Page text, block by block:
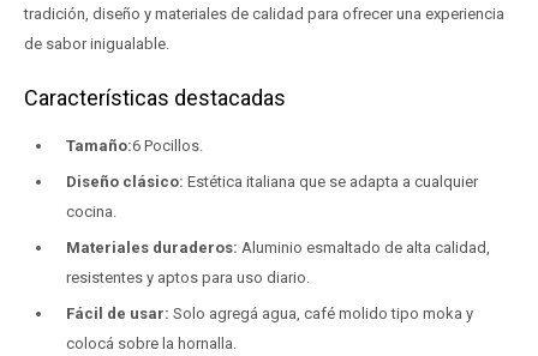
tradición, diseño y materiales de calidad para ofrecer una experiencia
de sabor inigualable.
Características destacadas
Tamaño:6 Pocillos.
Diseño clásico: Estética italiana que se adapta a cualquier
cocina.
Materiales duraderos: Aluminio esmaltado de alta calidad,
resistentes y aptos para uso diario.
Fácil de usar: Solo agregá agua, café molido tipo moka y
colocá sobre la hornalla.